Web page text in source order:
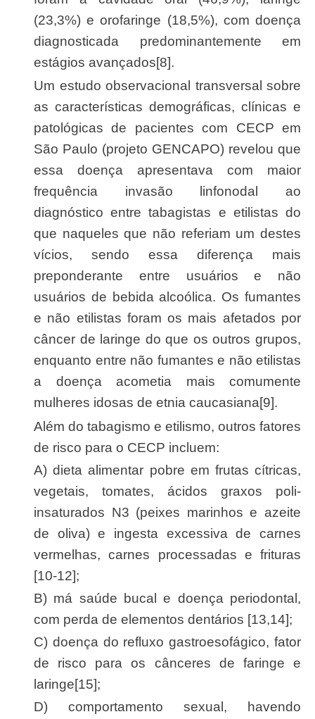
(23,3%) e orofaringe (18,5%), com doença
diagnosticada predominantemente em
estágios avançados[8].
Um estudo observacional transversal sobre
as características demográficas, clínicas e
patológicas de pacientes com CECP em
São Paulo (projeto GENCAPO) revelou que
essa doença apresentava com maior
frequência invasão linfonodal ao
diagnóstico entre tabagistas e etilistas do
que naqueles que não referiam um destes
vícios, sendo essa diferença mais
preponderante entre usuários e não
usuários de bebida alcoólica. Os fumantes
e não etilistas foram os mais afetados por
câncer de laringe do que os outros grupos,
enquanto entre não fumantes e não etilistas
a doença acometia mais comumente
mulheres idosas de etnia caucasiana[9].
Além do tabagismo e etilismo, outros fatores
de risco para o CECP incluem:
a) dieta alimentar pobre em frutas cítricas,
vegetais, tomates, ácidos graxos poli-
insaturados N3 (peixes marinhos e azeite
de oliva) e ingesta excessiva de carnes
vermelhas, carnes processadas e frituras
[10-12];
b) má saúde bucal e doença periodontal,
com perda de elementos dentários [13,14];
c) doença do refluxo gastroesofágico, fator
de risco para os cânceres de faringe e
laringe[15];
d) comportamento sexual, havendo